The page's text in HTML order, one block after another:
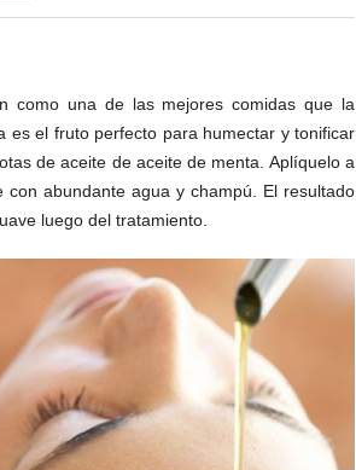
como una de las mejores comidas que la
es el fruto perfecto para humectar y tonificar
de aceite de aceite de menta. Aplíquelo a
abundante agua y champú. El resultado
luego del tratamiento.